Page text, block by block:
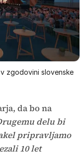
zgodovini slovenske
da bo na
delu bi
pripravljamo
10 let